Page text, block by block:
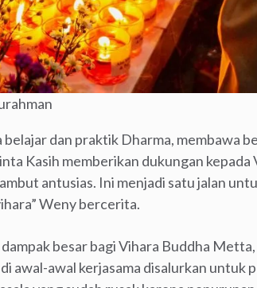
dan praktik Dharma, membawa
Kasih memberikan dukungan
antusias. Ini menjadi satu jalan
Weny bercerita.
besar bagi Vihara Buddha
awal-awal kerjasama disalurkan untuk